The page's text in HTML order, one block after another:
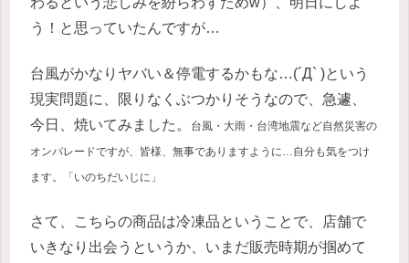
う！と思っていたんですが…
台風がかなりヤバい＆停電するかもな…(´Д` )という
現実問題に、限りなくぶつかりそうなので、急遽、
今日、焼いてみました。
台風・大雨・台湾地震など自然災害の
オンパレードですが、皆様、無事でありますように…自分も気をつけ
ます。「いのちだいじに」
さて、こちらの商品は冷凍品ということで、店舗で
いきなり出会うというか、いまだ販売時期が掴めて